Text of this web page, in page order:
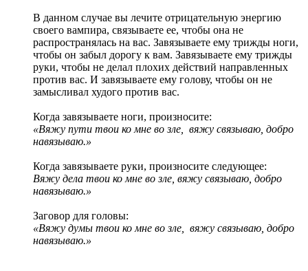
В данном случае вы лечите отрицательную энергию
своего вампира, связываете ее, чтобы она не
распространялась на вас. Завязываете ему трижды ноги,
чтобы он забыл дорогу к вам. Завязываете ему трижды
руки, чтобы не делал плохих действий направленных
против вас. И завязываете ему голову, чтобы он не
замысливал худого против вас.
Когда завязываете ноги, произносите:
«Вяжу пути твои ко мне во зле, вяжу связываю, добро
навязываю.»
Когда завязываете руки, произносите следующее:
Вяжу дела твои ко мне во зле, вяжу связываю, добро
навязываю.»
Заговор для головы:
«Вяжу думы твои ко мне во зле, вяжу связываю, добро
навязываю.»